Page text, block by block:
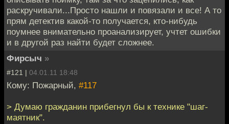
раскручивали...Просто нашли и повязали и все! А то
прям детектив какой-то получается, кто-нибудь
поумнее внимательно проанализирует, учтет ошибки
и в другой раз найти будет сложнее.
Фирсыч »
#121 | 04.01.11 18:48
Кому: Пожарный, #117
> Думаю гражданин прибегнул бы к технике "шаг-
маятник".